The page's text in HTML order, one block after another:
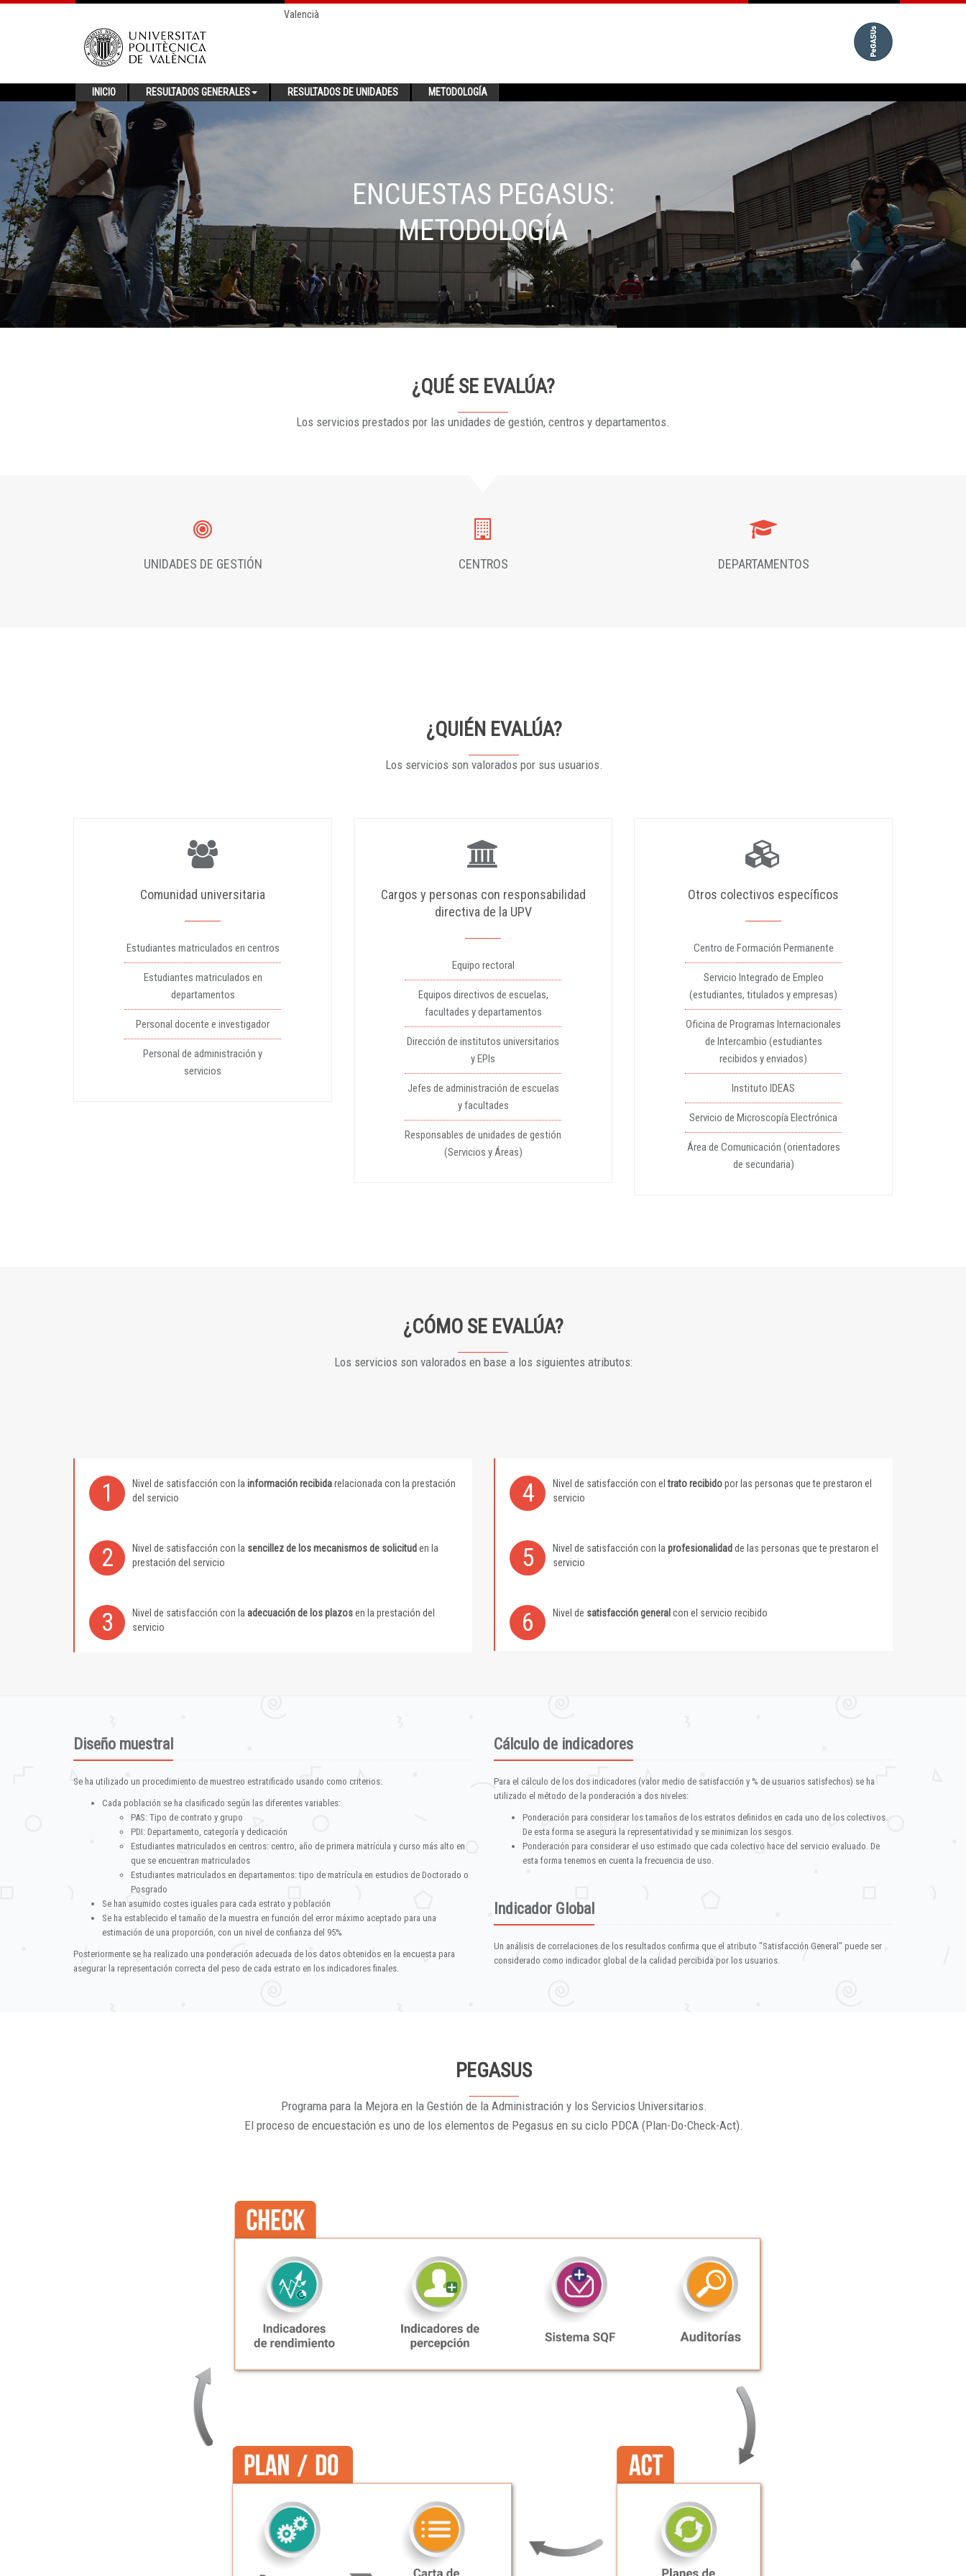
Valencià
INICIO RESULTADOS GENERALES RESULTADOS DE UNIDADES METODOLOGÍA
ENCUESTAS PEGASUS:
METODOLOGÍA
¿QUÉ SE EVALÚA?
Los servicios prestados por las unidades de gestión, centros y departamentos.
UNIDADES DE GESTIÓN CENTROS DEPARTAMENTOS
¿QUIÉN EVALÚA?
Los servicios son valorados por sus usuarios.
Comunidad universitaria
Estudiantes matriculados en centros
Estudiantes matriculados en
departamentos
Personal docente e investigador
Personal de administración y
servicios
Cargos y personas con responsabilidad
directiva de la UPV
Equipo rectoral
Equipos directivos de escuelas,
facultades y departamentos
Dirección de institutos universitarios
y EPIs
Jefes de administración de escuelas
y facultades
Responsables de unidades de gestión
(Servicios y Áreas)
Otros colectivos específicos
Centro de Formación Permanente
Servicio Integrado de Empleo
(estudiantes, titulados y empresas)
Oficina de Programas Internacionales
de Intercambio (estudiantes
recibidos y enviados)
Instituto IDEAS
Servicio de Microscopía Electrónica
Área de Comunicación (orientadores
de secundaria)
¿CÓMO SE EVALÚA?
Los servicios son valorados en base a los siguientes atributos:
1 Nivel de satisfacción con la información recibidarelacionada con la prestación
del servicio
4 Nivel de satisfacción con eltrato recibidopor las personas que te prestaron el
servicio
2 Nivel de satisfacción con la sencillez de los mecanismos de solicitud en la
prestación del servicio
5 Nivel de satisfacción con la profesionalidad de las personas que te prestaron el
servicio
3 Nivel de satisfacción con la adecuación de los plazosen la prestación del
servicio
6 Nivel de satisfacción general con el servicio recibido
Diseño muestral
Se ha utilizado un procedimiento de muestreo estratificado usando como criterios:
Cada población se ha clasificado según las diferentes variables:
PAS: Tipo de contrato y grupo
PDI: Departamento, categoría y dedicación
Estudiantes matriculados en centros: centro, año de primera matrícula y curso más alto en
que se encuentran matriculados
Estudiantes matriculados en departamentos: tipo de matrícula en estudios de Doctorado o
Posgrado
Se han asumido costes iguales para cada estrato y población
Se ha establecido el tamaño de la muestra en función del error máximo aceptado para una
estimación de una proporción, con un nivel de confianza del 95%
Posteriormente se ha realizado una ponderación adecuada de los datos obtenidos en la encuesta para
asegurar la representación correcta del peso de cada estrato en los indicadores finales.
Cálculo de indicadores
Para el cálculo de los dos indicadores (valor medio de satisfacción y % de usuarios satisfechos) se ha
utilizado el método de la ponderación a dos niveles:
Ponderación para considerar los tamaños de los estratos definidos en cada uno de los colectivos.
De esta forma se asegura la representatividad y se minimizan los sesgos.
Ponderación para considerar el uso estimado que cada colectivo hace del servicio evaluado. De
esta forma tenemos en cuenta la frecuencia de uso.
Indicador Global
Un análisis de correlaciones de los resultados confirma que el atributo "Satisfacción General" puede ser
considerado como indicador global de la calidad percibida por los usuarios.
PEGASUS
Programa para la Mejora en la Gestión de la Administración y los Servicios Universitarios.
El proceso de encuestación es uno de los elementos de Pegasus en su ciclo PDCA (Plan-Do-Check-Act).